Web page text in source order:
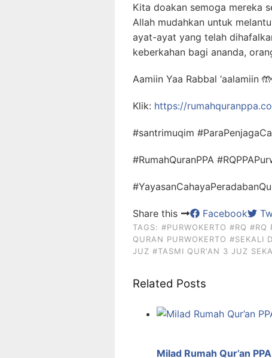
Kita doakan semoga mereka
Allah mudahkan untuk
ayat-ayat yang telah
keberkahan bagi ananda,
Aamiin Yaa Rabbal ‘aalamiin 🤲
Klik: https://
#santrimuqim
#RumahQuranPPA
Share this Facebook
TAGS: #PURWOKERTO #RQ #RQ
QURAN PURWOKERTO #SEKALI
JUZ #TASMI QUR'AN 3 JUZ
Related Posts
Milad Rumah Qur’an